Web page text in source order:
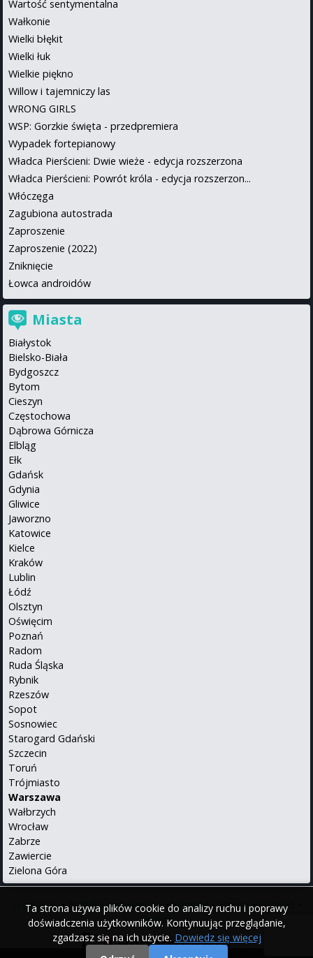
Ta strona używa plików cookie do analizy ruchu i poprawy
doświadczenia użytkowników. Kontynuując przeglądanie,
zgadzasz się na ich użycie. Dowiedz się więcej
Wartość sentymentalna
Wałkonie
Wielki błękit
Wielki łuk
Wielkie piękno
Willow i tajemniczy las
WRONG GIRLS
WSP: Gorzkie święta - przedpremiera
Wypadek fortepianowy
Władca Pierścieni: Dwie wieże - edycja rozszerzona
Władca Pierścieni: Powrót króla - edycja rozszerzon...
Włóczęga
Zagubiona autostrada
Zaproszenie
Zaproszenie (2022)
Zniknięcie
Łowca androidów
Miasta
Białystok
Bielsko-Biała
Bydgoszcz
Bytom
Cieszyn
Częstochowa
Dąbrowa Górnicza
Elbląg
Ełk
Gdańsk
Gdynia
Gliwice
Jaworzno
Katowice
Kielce
Kraków
Lublin
Łódź
Olsztyn
Oświęcim
Poznań
Radom
Ruda Śląska
Rybnik
Rzeszów
Sopot
Sosnowiec
Starogard Gdański
Szczecin
Toruń
Trójmiasto
Warszawa
Wałbrzych
Wrocław
Zabrze
Zawiercie
Zielona Góra
O serwisie•Polityka prywatności•Kontakt•iPhone•Android
English